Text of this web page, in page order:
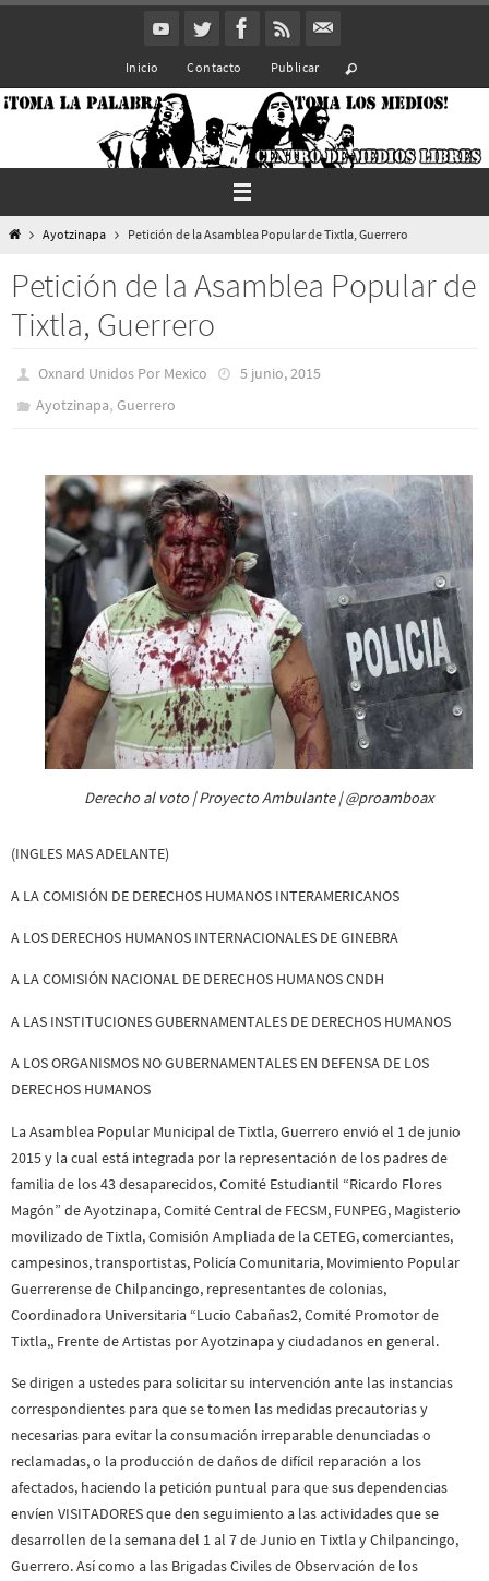
Inicio Contacto Publicar
InicioAyotzinapa Petición de la Asamblea Popular de Tixtla, Guerrero
Petición de la Asamblea Popular de
Tixtla, Guerrero
Oxnard Unidos Por Mexico
5 junio, 2015
Ayotzinapa,Guerrero
Derecho al voto | Proyecto Ambulante | @proamboax
(INGLES MAS ADELANTE)
A LA COMISIÓN DE DERECHOS HUMANOS INTERAMERICANOS
A LOS DERECHOS HUMANOS INTERNACIONALES DE GINEBRA
A LA COMISIÓN NACIONAL DE DERECHOS HUMANOS CNDH
A LAS INSTITUCIONES GUBERNAMENTALES DE DERECHOS HUMANOS
A LOS ORGANISMOS NO GUBERNAMENTALES EN DEFENSA DE LOS
DERECHOS HUMANOS
La Asamblea Popular Municipal de Tixtla, Guerrero envió el 1 de junio
2015 y la cual está integrada por la representación de los padres de
familia de los 43 desaparecidos, Comité Estudiantil “Ricardo Flores
Magón” de Ayotzinapa, Comité Central de FECSM, FUNPEG, Magisterio
movilizado de Tixtla, Comisión Ampliada de la CETEG, comerciantes,
campesinos, transportistas, Policía Comunitaria, Movimiento Popular
Guerrerense de Chilpancingo, representantes de colonias,
Coordinadora Universitaria “Lucio Cabañas2, Comité Promotor de
Tixtla,, Frente de Artistas por Ayotzinapa y ciudadanos en general.
Se dirigen a ustedes para solicitar su intervención ante las instancias
correspondientes para que se tomen las medidas precautorias y
necesarias para evitar la consumación irreparable denunciadas o
reclamadas, o la producción de daños de difícil reparación a los
afectados, haciendo la petición puntual para que sus dependencias
envíen VISITADORES que den seguimiento a las actividades que se
desarrollen de la semana del 1 al 7 de Junio en Tixtla y Chilpancingo,
Guerrero. Así como a las Brigadas Civiles de Observación de los